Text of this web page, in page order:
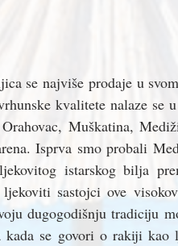
se najviše prodaje u
kvalitete nalaze se
Muškatina,
Isprva smo probali
istarskog bilja
sastojci ove
dugogodišnju tradiciju
kada se govori o rakiji kao